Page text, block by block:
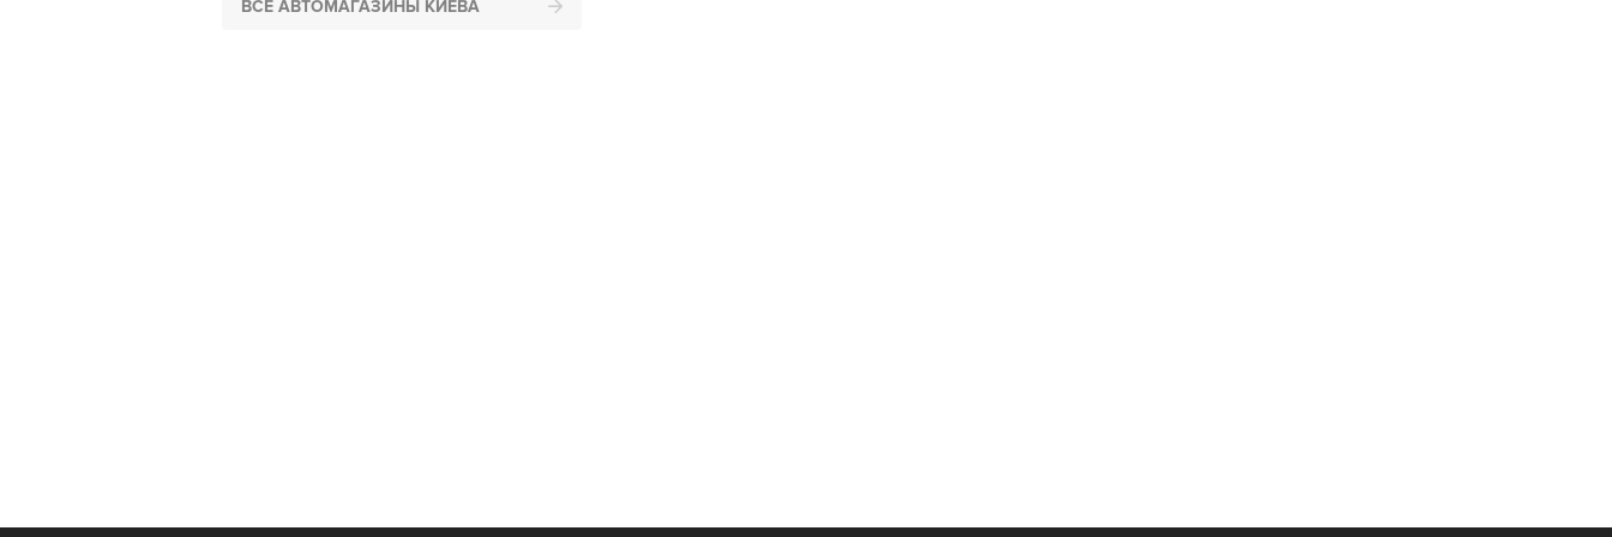
ВСЕ АВТОМАГАЗИНЫ КИЕВА